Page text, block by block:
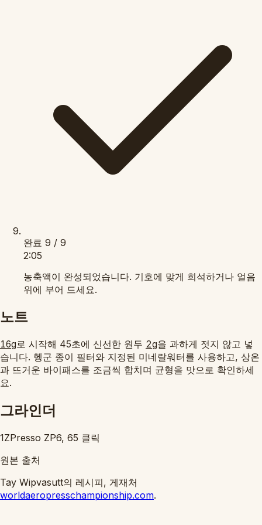
완료 9 / 9
2:05
농축액이 완성되었습니다. 기호에 맞게 희석하거나 얼음
위에 부어 드세요.
노트
16g로 시작해 45초에 신선한 원두 2g을 과하게 젓지 않고 넣
습니다. 헹군 종이 필터와 지정된 미네랄워터를 사용하고, 상온
과 뜨거운 바이패스를 조금씩 합치며 균형을 맛으로 확인하세
요.
그라인더
1ZPresso ZP6, 65 클릭
원본 출처
Tay Wipvasutt의 레시피, 게재처
worldaeropresschampionship.com.